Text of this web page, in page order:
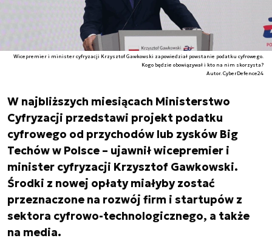
Wicepremier i minister cyfryzacji Krzysztof Gawkowski zapowiedział powstanie podatku cyfrowego.
Kogo będzie obowiązywał i kto na nim skorzysta?
Autor. CyberDefence24
W najbliższych miesiącach Ministerstwo
Cyfryzacji przedstawi projekt podatku
cyfrowego od przychodów lub zysków Big
Techów w Polsce – ujawnił wicepremier i
minister cyfryzacji Krzysztof Gawkowski.
Środki z nowej opłaty miałyby zostać
przeznaczone na rozwój firm i startupów z
sektora cyfrowo-technologicznego, a także
na media.